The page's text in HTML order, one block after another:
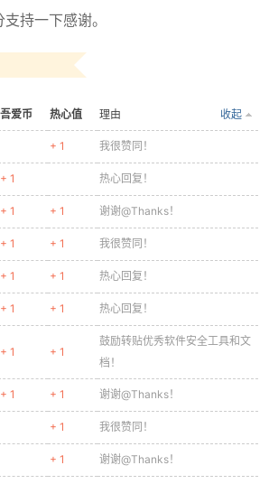
持一下感谢。
吾爱币 热心值 收起
理由
+ 1 我很赞同！
+ 1 热心回复！
+ 1 + 1 谢谢@Thanks！
+ 1 + 1 我很赞同！
+ 1 + 1 热心回复！
+ 1 + 1 热心回复！
+ 1 + 1
鼓励转贴优秀软件安全工具和文
档！
+ 1 + 1 谢谢@Thanks！
+ 1 我很赞同！
+ 1 谢谢@Thanks！